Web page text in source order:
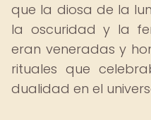
que la diosa de la
la oscuridad y la
eran veneradas y
rituales que
dualidad en el